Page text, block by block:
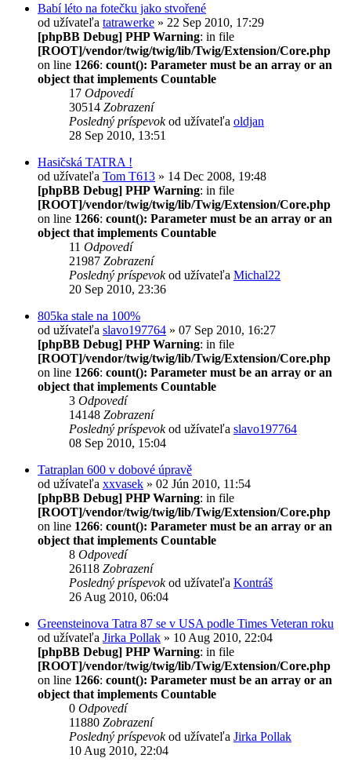
Babí léto na fotečku jako stvořené
od užívateľa tatrawerke » 22 Sep 2010, 17:29
[phpBB Debug] PHP Warning: in file
[ROOT]/vendor/twig/twig/lib/Twig/Extension/Core.php
on line 1266: count(): Parameter must be an array or an
object that implements Countable
17 Odpovedí
30514 Zobrazení
Posledný príspevokod užívateľa oldjan
28 Sep 2010, 13:51
Hasičská TATRA !
od užívateľa Tom T613 » 14 Dec 2008, 19:48
[phpBB Debug] PHP Warning: in file
[ROOT]/vendor/twig/twig/lib/Twig/Extension/Core.php
on line 1266: count(): Parameter must be an array or an
object that implements Countable
11 Odpovedí
21987 Zobrazení
Posledný príspevokod užívateľa Michal22
20 Sep 2010, 23:36
805ka stale na 100%
od užívateľa slavo197764 » 07 Sep 2010, 16:27
[phpBB Debug] PHP Warning: in file
[ROOT]/vendor/twig/twig/lib/Twig/Extension/Core.php
on line 1266: count(): Parameter must be an array or an
object that implements Countable
3 Odpovedí
14148 Zobrazení
Posledný príspevokod užívateľa slavo197764
08 Sep 2010, 15:04
Tatraplan 600 v dobové úpravě
od užívateľa xxvasek » 02 Jún 2010, 11:54
[phpBB Debug] PHP Warning: in file
[ROOT]/vendor/twig/twig/lib/Twig/Extension/Core.php
on line 1266: count(): Parameter must be an array or an
object that implements Countable
8 Odpovedí
26118 Zobrazení
Posledný príspevokod užívateľa Kontráš
26 Aug 2010, 06:04
Greensteinova Tatra 87 se v USA podle Times Veteran roku
od užívateľa Jirka Pollak » 10 Aug 2010, 22:04
[phpBB Debug] PHP Warning: in file
[ROOT]/vendor/twig/twig/lib/Twig/Extension/Core.php
on line 1266: count(): Parameter must be an array or an
object that implements Countable
0 Odpovedí
11880 Zobrazení
Posledný príspevokod užívateľa Jirka Pollak
10 Aug 2010, 22:04